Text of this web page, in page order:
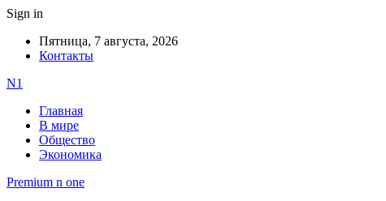
Sign in
Пятница, 7 августа, 2026
Контакты
N1
Главная
В мире
Общество
Экономика
Premium n one